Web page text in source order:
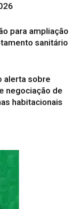
para ampliação
sanitário
alerta sobre
negociação de
habitacionais